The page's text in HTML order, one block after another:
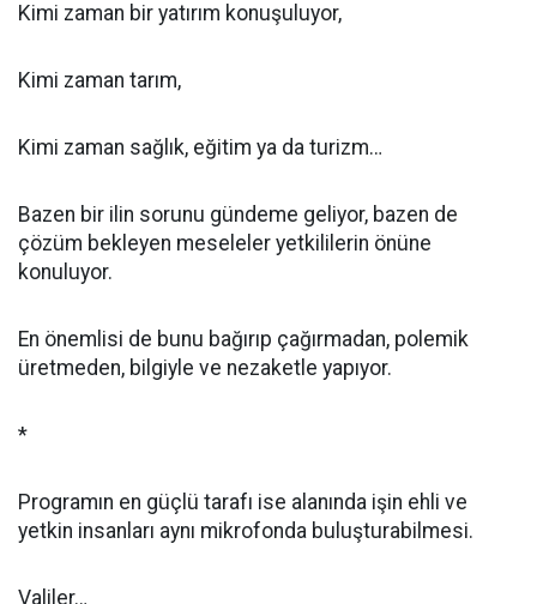
Kimi zaman bir yatırım konuşuluyor,
Kimi zaman tarım,
Kimi zaman sağlık, eğitim ya da turizm…
Bazen bir ilin sorunu gündeme geliyor, bazen de
çözüm bekleyen meseleler yetkililerin önüne
konuluyor.
En önemlisi de bunu bağırıp çağırmadan, polemik
üretmeden, bilgiyle ve nezaketle yapıyor.
*
Programın en güçlü tarafı ise alanında işin ehli ve
yetkin insanları aynı mikrofonda buluşturabilmesi.
Valiler…